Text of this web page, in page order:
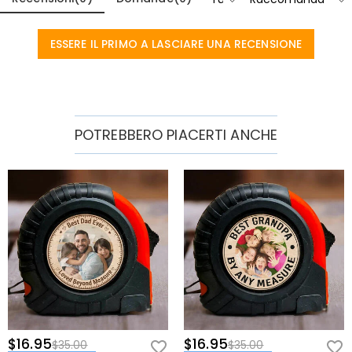
Un Progetto Commovente per il Regalo Perfetto
Celebra il Suo Lavoro e il Suo Amore:Bilancia magnificamente un
ordinari e sorprendilo con un ricordo altamente funzionale per il suo
banco da lavoro o sul piano della cucina, serve come costante
promemoria della famiglia unita che lo sostiene.
Ingegneria Multifunzionale per Ogni Progetto
Design Integrato 3-in-1: Combina un nitido mirino laser, un righello
di misurazione di precisione lungo la base e tre distinte livelle a bolla
per gestire con facilità qualsiasi operazione di livellamento,
allineamento o spaziatura.
ESSERE IL PRIMO A LASCIARE UNA RECENSIONE
POTREBBERO PIACERTI ANCHE
$16.95$35.00
$16.95$35.00